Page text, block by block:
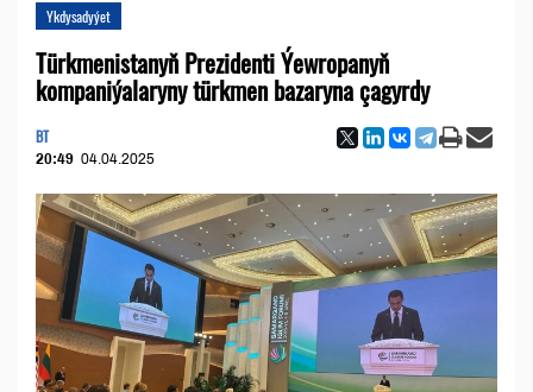
Ykdysadyýet
Türkmenistanyň Prezidenti Ýewropanyň
kompaniýalaryny türkmen bazaryna çagyrdy
BT
20:49 04.04.2025